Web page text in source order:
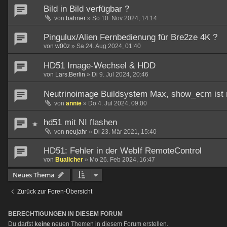
Bild in Bild verfügbar ?
von bahner » So 10. Nov 2024, 14:14
Pingulux/Alien Fernbedienung für Bre2ze 4K ?
von w00z » Sa 24. Aug 2024, 01:40
HD51 Image-Wechsel & HDD
von Lars.Berlin » Di 9. Jul 2024, 20:46
Neutrinoimage Buildsystem Max, show_ecm
von annie » Do 4. Jul 2024, 09:00
hd51 mit NI flashen
von neujahr » Di 23. Mär 2021, 15:40
HD51: Fehler in der WebIf RemoteControl
von Bualicher » Mo 26. Feb 2024, 16:47
Neues Thema
Zurück zur Foren-Übersicht
BERECHTIGUNGEN IN DIESEM FORUM
Du darfst keine neuen Themen in diesem Forum erstellen.